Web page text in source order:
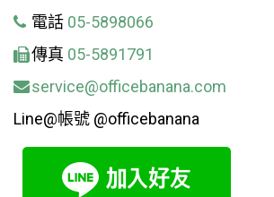
電話 05-5898066
傳真 05-5891791
service@officebanana.com
Line@帳號 @officebanana